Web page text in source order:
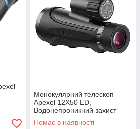
Монокулярний телескоп
Apexel 12X50 ED,
Водонепроникний захист
IPX7
Немає в наявності